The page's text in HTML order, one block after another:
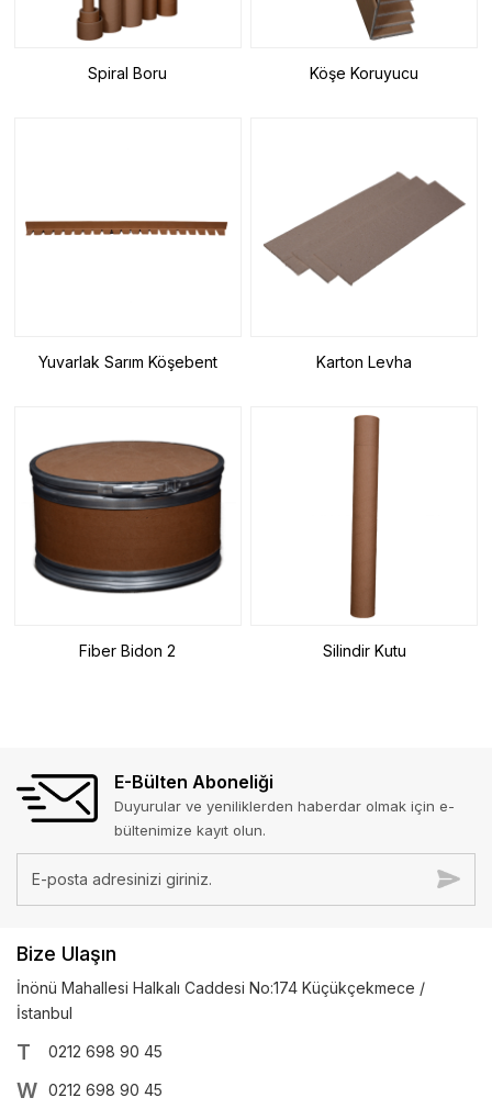
Spiral Boru Köşe Koruyucu
Yuvarlak Sarım Köşebent Karton Levha
Fiber Bidon 2 Silindir Kutu
E-Bülten Aboneliği
Duyurular ve yeniliklerden haberdar olmak için e-
bültenimize kayıt olun.
Bize Ulaşın
İnönü Mahallesi Halkalı Caddesi No:174 Küçükçekmece /
İstanbul
T 0212 698 90 45
W 0212 698 90 45